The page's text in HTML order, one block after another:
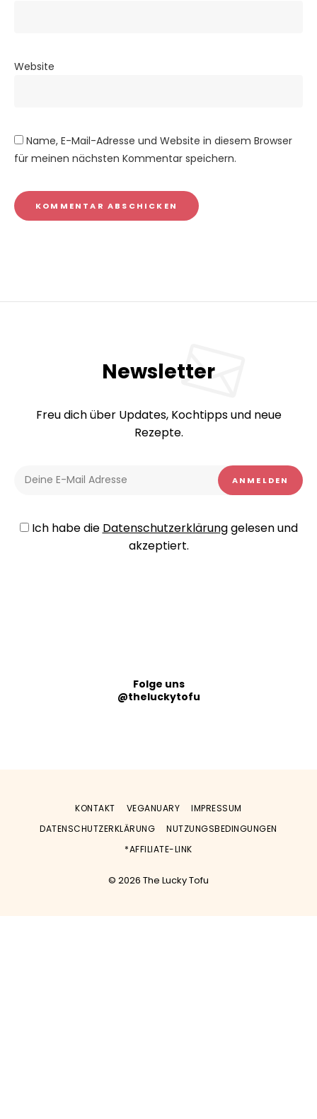
Website
Name, E-Mail-Adresse und Website in diesem Browser
für meinen nächsten Kommentar speichern.
Newsletter
Freu dich über Updates, Kochtipps und neue
Rezepte.
Ich habe die Datenschutzerklärunggelesen und
akzeptiert.
Folge uns
@theluckytofu
KONTAKT VEGANUARY
IMPRESSUM
DATENSCHUTZERKLÄRUNG
NUTZUNGSBEDINGUNGEN
*AFFILIATE-LINK
© 2026 The Lucky Tofu